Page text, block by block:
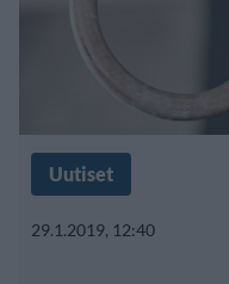
Uutiset
29.1.2019, 12:40